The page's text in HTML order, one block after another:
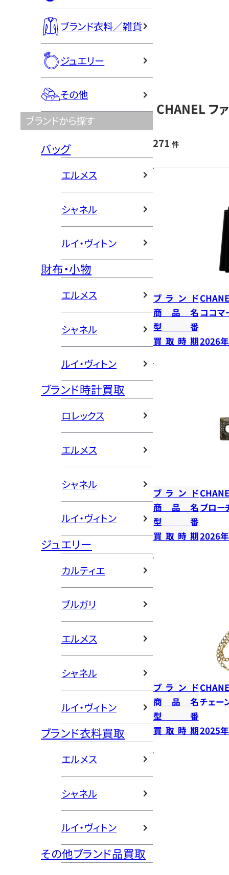
ブランド衣料／雑貨
ジュエリー
その他
ブランドから探す
バッグ
エルメス
シャネル
ルイ・ヴィトン
財布・小物
エルメス
シャネル
ルイ・ヴィトン
ブランド時計買取
ロレックス
エルメス
シャネル
ルイ・ヴィトン
ジュエリー
カルティエ
ブルガリ
エルメス
シャネル
ルイ・ヴィトン
ブランド衣料買取
エルメス
シャネル
ルイ・ヴィトン
その他ブランド品買取
CHANEL フ
271 件
ブランド
商品名 ココマ
型番
買取時期2026
ブランド
商品名 ブロー
型番
買取時期2026
ブランド
商品名チェー
型番
買取時期2025